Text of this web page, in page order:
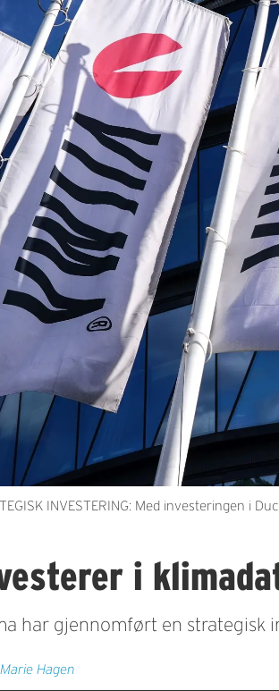
INVESTERING: Med investeringen i
i
har gjennomført en strategisk
Hagen